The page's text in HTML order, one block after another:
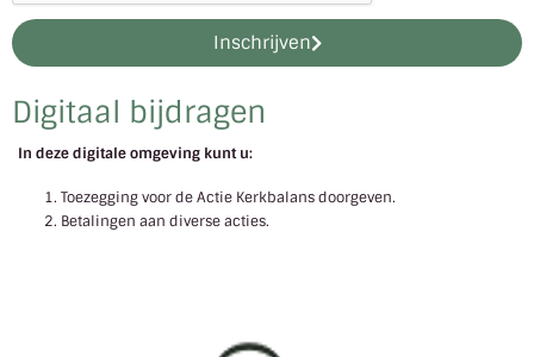
Digitaal bijdragen
In deze digitale omgeving kunt u:
Toezegging voor de Actie Kerkbalans doorgeven.
Betalingen aan diverse acties.
Inschrijven